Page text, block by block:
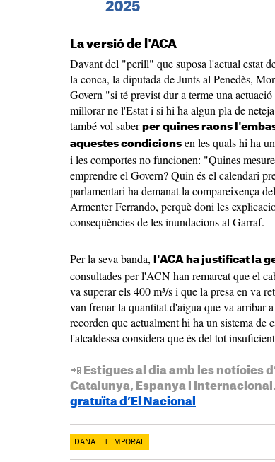
2025
La versió de l'ACA
Davant del "perill" que suposa l'actual estat
la conca, la diputada de Junts al Penedès,
Govern "si té previst dur a terme una
millorar-ne l'Estat i si hi ha algun pla de
també vol saber per quines raons
aquestes condicions en les quals hi ha
i les comportes no funcionen: "Quines
emprendre el Govern? Quin és el calendari
parlamentari ha demanat la compareixença
Armenter Ferrando, perquè doni les
conseqüències de les inundacions al Garraf.
Per la seva banda, l'ACA ha justificat la
consultades per l'ACN han remarcat que el
va superar els 400 m³/s i que la presa en va
van frenar la quantitat d'aigua que va arribar
recorden que actualment hi ha un sistema de
l'alcaldessa considera que és del tot
📲 Estigues al dia amb les notícies
Catalunya, Espanya i Internacional.
gratuïta d’El Nacional
DANA TEMPORAL